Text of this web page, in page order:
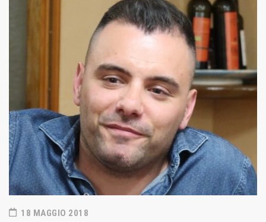
18 MAGGIO 2018